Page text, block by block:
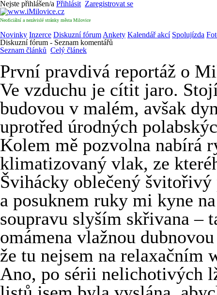
Nejste přihlášen/a Přihlásit Zaregistrovat se
Neoficiální a nezávislé stránky města Milovice
Novinky Inzerce Diskuzní fórum Ankety Kalendář akcí Spolujízda
Diskuzní fórum - Seznam komentářů
Seznam článků Celý článek
První pravdivá reportáž o
Ve vzduchu je cítit jaro.
budovou v malém, avšak
uprotřed úrodných
Kolem mě pozvolna nabírá
klimatizovaný vlak, ze
Švihácky oblečený
a posuknem ruky mi kyne
soupravu slyším skřivana –
omámena vlažnou
že tu nejsem na relaxačním
Ano, po sérii nelichotivých